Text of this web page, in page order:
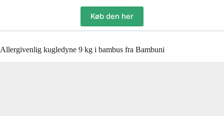
Køb den her
Allergivenlig kugledyne 9 kg i bambus fra Bambuni